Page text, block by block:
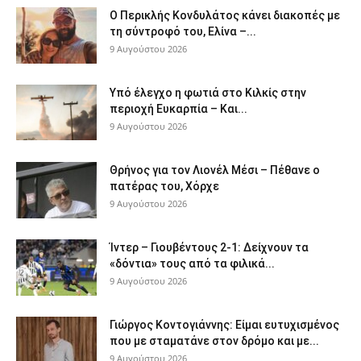
Ο Περικλής Κονδυλάτος κάνει διακοπές με
τη σύντροφό του, Ελίνα –...
9 Αυγούστου 2026
Υπό έλεγχο η φωτιά στο Κιλκίς στην
περιοχή Ευκαρπία – Και...
9 Αυγούστου 2026
Θρήνος για τον Λιονέλ Μέσι – Πέθανε ο
πατέρας του, Χόρχε
9 Αυγούστου 2026
Ίντερ – Γιουβέντους 2-1: Δείχνουν τα
«δόντια» τους από τα φιλικά...
9 Αυγούστου 2026
Γιώργος Κοντογιάννης: Είμαι ευτυχισμένος
που με σταματάνε στον δρόμο και με...
9 Αυγούστου 2026